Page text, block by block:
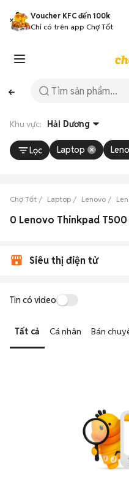
Voucher KFC đến 100k
Chỉ có trên app Chợ Tốt
Khu vực: Hải Dương
Lọc Laptop
Chợ Tốt Laptop Lenovo
0 Lenovo Thinkpad T500
Siêu thị điện tử
Tin có video
Tất cả Cá nhân Bán